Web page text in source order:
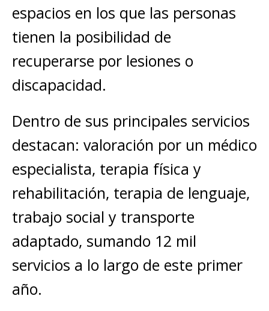
espacios en los que las personas
tienen la posibilidad de
recuperarse por lesiones o
discapacidad.
Dentro de sus principales servicios
destacan: valoración por un médico
especialista, terapia física y
rehabilitación, terapia de lenguaje,
trabajo social y transporte
adaptado, sumando 12 mil
servicios a lo largo de este primer
año.